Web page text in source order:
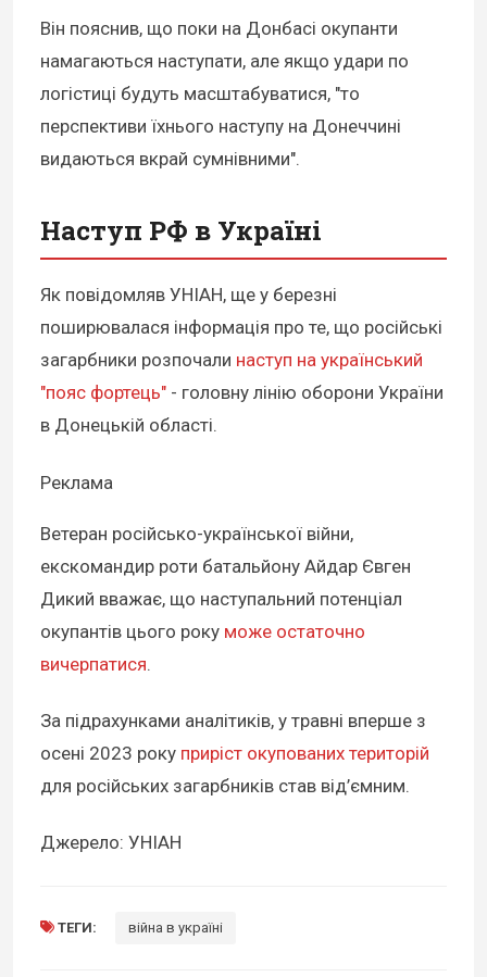
Він пояснив, що поки на Донбасі окупанти
намагаються наступати, але якщо удари по
логістиці будуть масштабуватися, "то
перспективи їхнього наступу на Донеччині
видаються вкрай сумнівними".
Наступ РФ в Україні
Як повідомляв УНІАН, ще у березні
поширювалася інформація про те, що російські
загарбники розпочали наступ на український
"пояс фортець" - головну лінію оборони України
в Донецькій області.
Реклама
Ветеран російсько-української війни,
екскомандир роти батальйону Айдар Євген
Дикий вважає, що наступальний потенціал
окупантів цього року може остаточно
вичерпатися.
За підрахунками аналітиків, у травні вперше з
осені 2023 року приріст окупованих територій
для російських загарбників став від’ємним.
Джерело: УНІАН
ТЕГИ: війна в україні